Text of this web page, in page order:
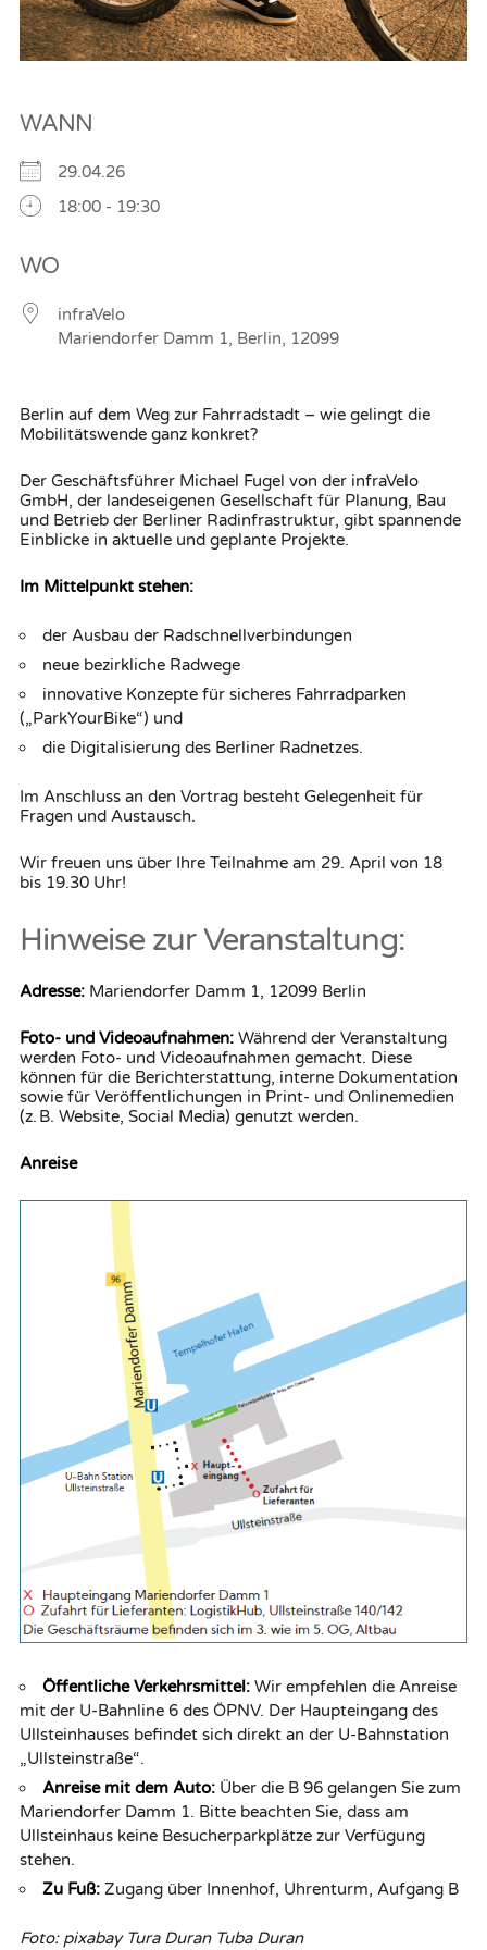
WANN
29.04.26
18:00 - 19:30
WO
infraVelo
Mariendorfer Damm 1, Berlin, 12099
Berlin auf dem Weg zur Fahrradstadt – wie gelingt die
Mobilitätswende ganz konkret?
Der Geschäftsführer Michael Fugel von der infraVelo
GmbH, der landeseigenen Gesellschaft für Planung, Bau
und Betrieb der Berliner Radinfrastruktur, gibt spannende
Einblicke in aktuelle und geplante Projekte.
Im Mittelpunkt stehen:
der Ausbau der Radschnellverbindungen
neue bezirkliche Radwege
innovative Konzepte für sicheres Fahrradparken
(„ParkYourBike“) und
die Digitalisierung des Berliner Radnetzes.
Im Anschluss an den Vortrag besteht Gelegenheit für
Fragen und Austausch.
Wir freuen uns über Ihre Teilnahme am 29. April von 18
bis 19.30 Uhr!
Hinweise zur Veranstaltung:
Adresse: Mariendorfer Damm 1, 12099 Berlin
Foto- und Videoaufnahmen: Während der Veranstaltung
werden Foto- und Videoaufnahmen gemacht. Diese
können für die Berichterstattung, interne Dokumentation
sowie für Veröffentlichungen in Print- und Onlinemedien
(z. B. Website, Social Media) genutzt werden.
Anreise
Öffentliche Verkehrsmittel: Wir empfehlen die Anreise
mit der U-Bahnline 6 des ÖPNV. Der Haupteingang des
Ullsteinhauses befindet sich direkt an der U-Bahnstation
„Ullsteinstraße“.
Anreise mit dem Auto: Über die B 96 gelangen Sie zum
Mariendorfer Damm 1. Bitte beachten Sie, dass am
Ullsteinhaus keine Besucherparkplätze zur Verfügung
stehen.
Zu Fuß: Zugang über Innenhof, Uhrenturm, Aufgang B
Foto: pixabay Tura Duran Tuba Duran